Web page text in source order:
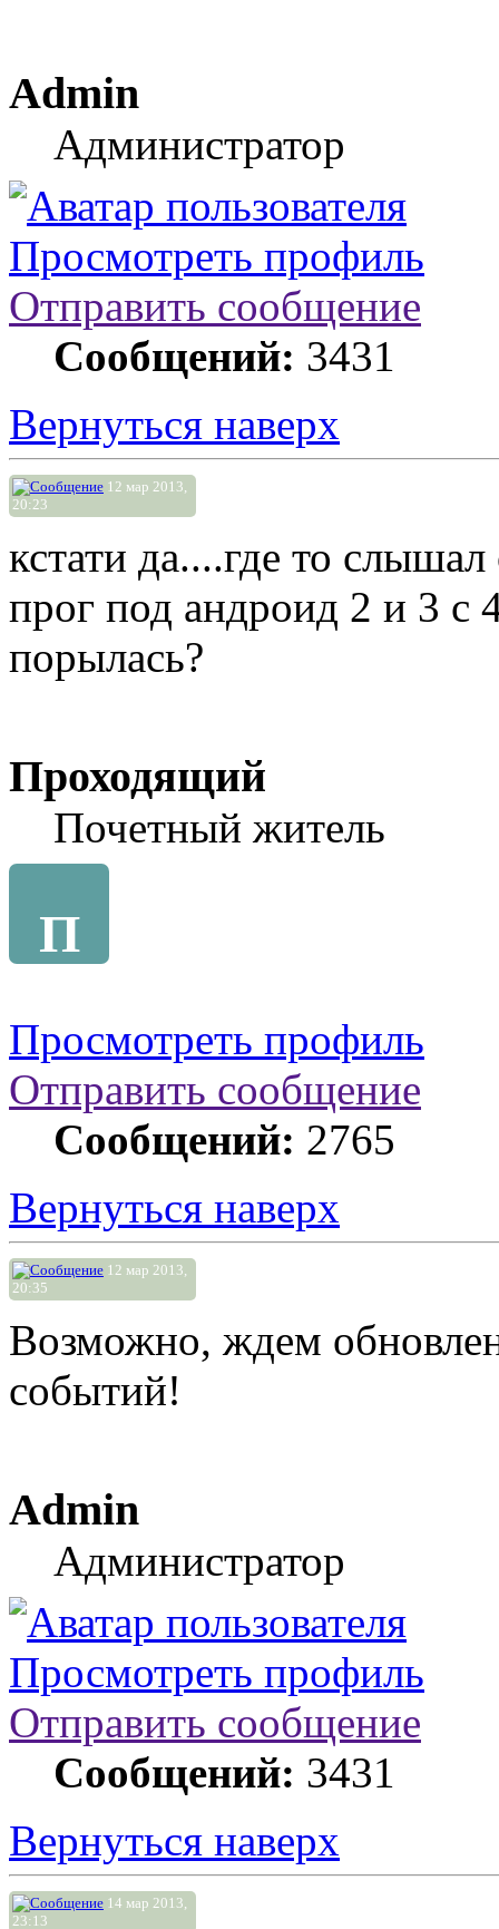
Admin
Администратор
Просмотреть профиль
Отправить сообщение
Сообщений: 3431
Вернуться наверх
12 мар 2013,
20:23
кстати да....где то
прог под андроид 2 и 3 с
порылась?
Проходящий
Почетный житель
П
Просмотреть профиль
Отправить сообщение
Сообщений: 2765
Вернуться наверх
12 мар 2013,
20:35
Возможно, ждем
событий!
Admin
Администратор
Просмотреть профиль
Отправить сообщение
Сообщений: 3431
Вернуться наверх
14 мар 2013,
23:13